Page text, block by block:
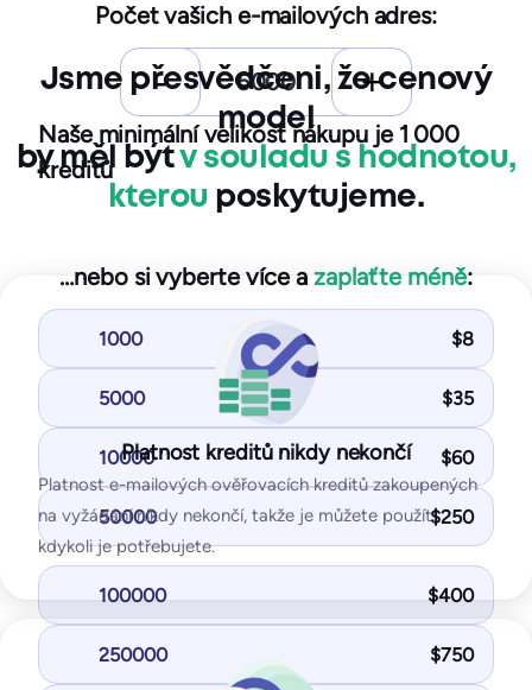
Počet vašich e-mailových adres:
Naše minimální velikost nákupu je 1 000
kreditů
…nebo si vyberte více a zaplaťte méně:
1000 $8
5000 $35
10000 $60
50000 $250
100000 $400
250000 $750
25USD/měsíc
250testovacích e-mailů
10sledovaných IP adres / domén
Začněte zdarma
S tarifem Starter získáte:
Testy umístění ve schránce
Testy seznamu blokovaných IP adres a domén
Test DMARK
Test SpamAssassin
Nejoblíbenější
Standardní
1 000testovacích e-mailů
25monitorovaných IP adres / domén
Bouncer Štít
Vylepšete své formuláře pomocí ověřování e-mailů v reálném čase
Počet měsíčních kontrol
Počet štítů
Každý štít může pracovat se samostatnou doménou a konfigurací
Správa stylů
Umožňuje základní přizpůsobení
Vlastní CSS
Umožňuje pokročilé přizpůsobení pomocí CSS
Skrýt Powered by Bouncer
Umožňuje skrýt logo „Powered by Bouncer“.
Jsme přesvědčeni, že cenový
model
by měl býtv souladu s hodnotou,
kterou poskytujeme.
Platnost kreditů nikdy nekončí
Platnost e-mailových ověřovacích kreditů zakoupených
na vyžádání nikdy nekončí, takže je můžete použít,
kdykoli je potřebujete.